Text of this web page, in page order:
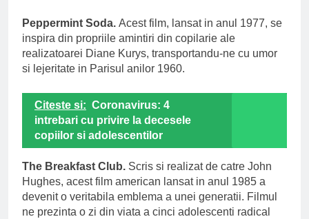
Peppermint Soda. Acest film, lansat in anul 1977, se
inspira din propriile amintiri din copilarie ale
realizatoarei Diane Kurys, transportandu-ne cu umor
si lejeritate in Parisul anilor 1960.
Citeste si: Coronavirus: 4
intrebari cu privire la decesele
copiilor si adolescentilor
The Breakfast Club. Scris si realizat de catre John
Hughes, acest film american lansat in anul 1985 a
devenit o veritabila emblema a unei generatii. Filmul
ne prezinta o zi din viata a cinci adolescenti radical